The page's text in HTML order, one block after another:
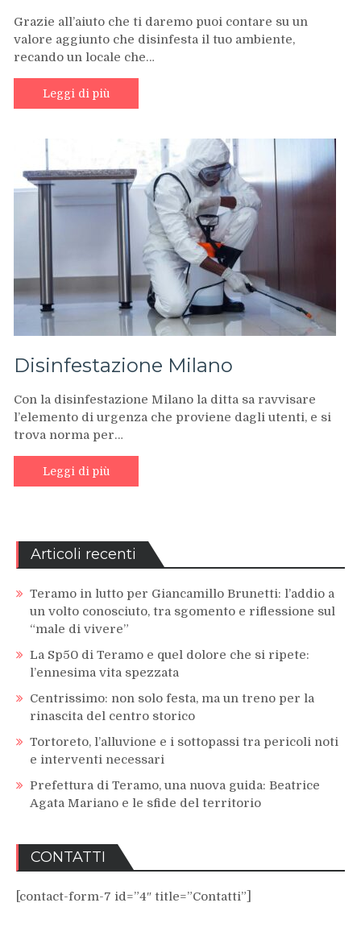
Grazie all’aiuto che ti daremo puoi contare su un
valore aggiunto che disinfesta il tuo ambiente,
recando un locale che…
Leggi di più
Disinfestazione Milano
Con la disinfestazione Milano la ditta sa ravvisare
l’elemento di urgenza che proviene dagli utenti, e si
trova norma per…
Leggi di più
Articoli recenti
Teramo in lutto per Giancamillo Brunetti: l’addio a
un volto conosciuto, tra sgomento e riflessione sul
“male di vivere”
La Sp50 di Teramo e quel dolore che si ripete:
l’ennesima vita spezzata
Centrissimo: non solo festa, ma un treno per la
rinascita del centro storico
Tortoreto, l’alluvione e i sottopassi tra pericoli noti
e interventi necessari
Prefettura di Teramo, una nuova guida: Beatrice
Agata Mariano e le sfide del territorio
CONTATTI
[contact-form-7 id=”4″ title=”Contatti”]